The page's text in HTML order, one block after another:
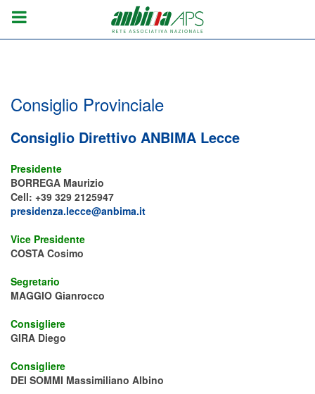
Consiglio Provinciale
Consiglio Direttivo ANBIMA Lecce
Presidente
BORREGA Maurizio
Cell: +39 329 2125947
presidenza.lecce@anbima.it
Vice Presidente
COSTA Cosimo
Segretario
MAGGIO Gianrocco
Consigliere
GIRA Diego
Consigliere
DEI SOMMI Massimiliano Albino